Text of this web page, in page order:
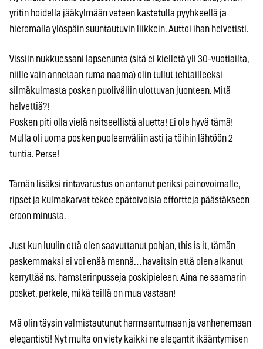
yritin hoidella jääkylmään veteen kastetulla pyyhkeellä ja
hieromalla ylöspäin suuntautuvin liikkein. Auttoi ihan helvetisti.
Vissiin nukkuessani lapsenunta (sitä ei kielletä yli 30-vuotiailta,
niille vain annetaan ruma naama) olin tullut tehtailleeksi
silmäkulmasta posken puoliväliin ulottuvan juonteen. Mitä
helvettiä?!
Posken piti olla vielä neitseellistä aluetta! Ei ole hyvä tämä!
Mulla oli uoma posken puoleenväliin asti ja töihin lähtöön 2
tuntia. Perse!
Tämän lisäksi rintavarustus on antanut periksi painovoimalle,
ripset ja kulmakarvat tekee epätoivoisia effortteja päästäkseen
eroon minusta.
Just kun luulin että olen saavuttanut pohjan, this is it, tämän
paskemmaksi ei voi enää mennä… havaitsin että olen alkanut
kerryttää ns. hamsterinpusseja poskipieleen. Aina ne saamarin
posket, perkele, mikä teillä on mua vastaan!
Mä olin täysin valmistautunut harmaantumaan ja vanhenemaan
elegantisti! Nyt multa on viety kaikki ne elegantit ikääntymisen